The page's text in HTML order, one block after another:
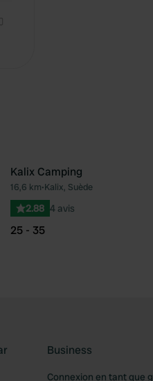
Kalix Camping
16,6 km•Kalix, Suède
2.88 4 avis
25 - 35
Business
Connexion en tant que